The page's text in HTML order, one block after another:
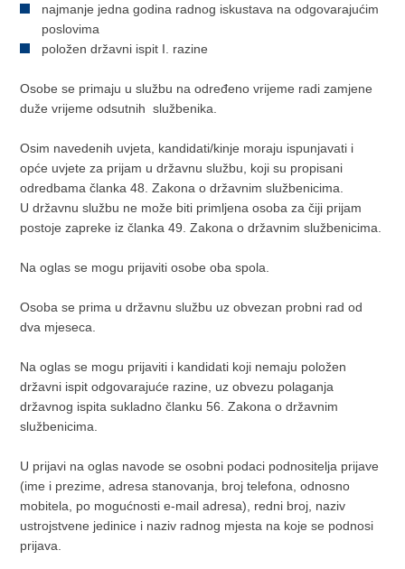
najmanje jedna godina radnog iskustava na odgovarajućim
poslovima
položen državni ispit I. razine
Osobe se primaju u službu na određeno vrijeme radi zamjene
duže vrijeme odsutnih službenika.
Osim navedenih uvjeta, kandidati/kinje moraju ispunjavati i
opće uvjete za prijam u državnu službu, koji su propisani
odredbama članka 48. Zakona o državnim službenicima.
U državnu službu ne može biti primljena osoba za čiji prijam
postoje zapreke iz članka 49. Zakona o državnim službenicima.
Na oglas se mogu prijaviti osobe oba spola.
Osoba se prima u državnu službu uz obvezan probni rad od
dva mjeseca.
Na oglas se mogu prijaviti i kandidati koji nemaju položen
državni ispit odgovarajuće razine, uz obvezu polaganja
državnog ispita sukladno članku 56. Zakona o državnim
službenicima.
U prijavi na oglas navode se osobni podaci podnositelja prijave
(ime i prezime, adresa stanovanja, broj telefona, odnosno
mobitela, po mogućnosti e-mail adresa), redni broj, naziv
ustrojstvene jedinice i naziv radnog mjesta na koje se podnosi
prijava.